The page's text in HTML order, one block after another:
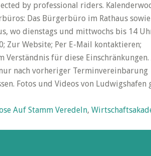
by professional riders.
Das Bürgerbüro im Rathaus
wo dienstags und mittwochs bis 14
Zur Website; Per E-Mail kontaktieren;
für diese
nach vorheriger Terminvereinbarung
Fotos und Videos von Ludwigshafen
Auf Stamm Veredeln,